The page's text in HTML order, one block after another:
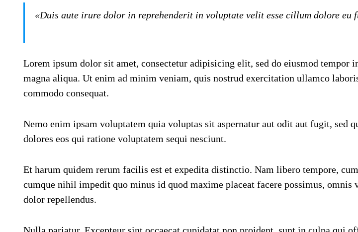
«Duis aute irure dolor in reprehenderit in voluptate velit esse cillum dolore eu
Lorem ipsum dolor sit amet, consectetur adipisicing elit, sed do eiusmod tempor
magna aliqua. Ut enim ad minim veniam, quis nostrud exercitation ullamco
commodo consequat.
Nemo enim ipsam voluptatem quia voluptas sit aspernatur aut odit aut fugit, sed
dolores eos qui ratione voluptatem sequi nesciunt.
Et harum quidem rerum facilis est et expedita distinctio. Nam libero tempore,
cumque nihil impedit quo minus id quod maxime placeat facere possimus, omnis
dolor repellendus.